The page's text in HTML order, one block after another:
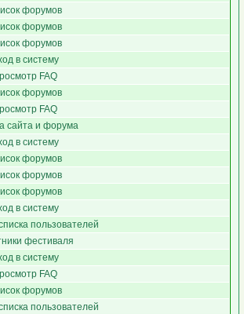
форумов
форумов
форумов
в систему
FAQ
форумов
FAQ
сайта и форума
в систему
форумов
форумов
форумов
в систему
пользователей
фестиваля
в систему
FAQ
форумов
пользователей